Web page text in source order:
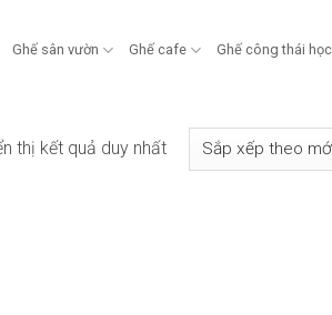
Ghế sân vườn Ghế cafe Ghế công thái học
thị kết quả duy nhất